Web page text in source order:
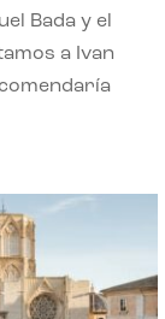
Bada y el
a Ivan